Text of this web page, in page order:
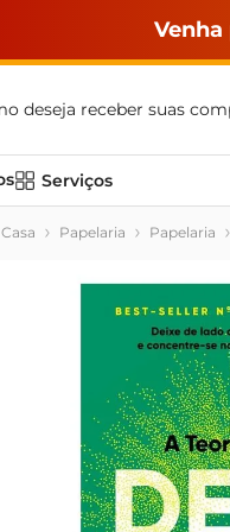
deseja receber suas
Serviços
Papelaria Papelaria